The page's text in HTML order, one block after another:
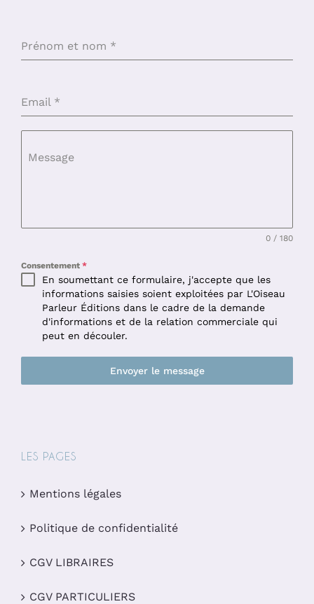
Prénom et nom *
Email *
Message
0 / 180
Consentement *
En soumettant ce formulaire, j'accepte que les
informations saisies soient exploitées par L'Oiseau
Parleur Éditions dans le cadre de la demande
d'informations et de la relation commerciale qui
peut en découler.
Envoyer le message
LES PAGES
Mentions légales
Politique de confidentialité
CGV LIBRAIRES
CGV PARTICULIERS